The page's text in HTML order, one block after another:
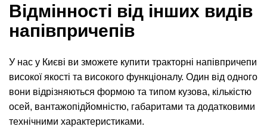
Відмінності від інших видів
напівпричепів
У нас у Києві ви зможете купити тракторні напівпричепи
високої якості та високого функціоналу. Один від одного
вони відрізняються формою та типом кузова, кількістю
осей, вантажопідйомністю, габаритами та додатковими
технічними характеристиками.